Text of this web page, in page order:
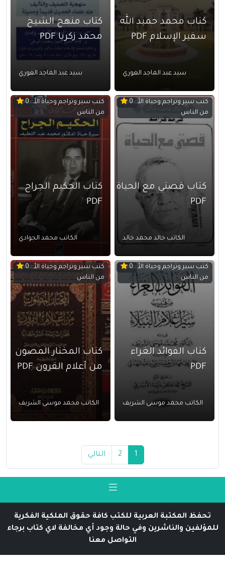
كتاب محمد حميد الله
سفير الإسلام PDF
سيد عبد الماجد الغوري
كتاب منهج الشيخ
محمد زكريا PDF
سيد عبد الماجد الغوري
كتب سير وتراجم وحياة الأعلام
من الناس
0
كتاب قصتي مع الحياة
PDF
الكاتب خالد محمد خالد
كتب سير وتراجم وحياة الأعلام
من الناس
0
كتاب الحكيم الجراح
PDF
الكاتب محمد الجوادي
كتب سير وتراجم وحياة الأعلام
من الناس
0
كتاب الفوائد الغراء
PDF
الكاتب محمد موسى الشريف
كتب سير وتراجم وحياة الأعلام
من الناس
0
كتاب المختار المصون
من أعلام القرون PDF
الكاتب محمد موسى الشريف
1
2 التالي
تحفظ المكتبة العربية للكتب كافة حقوق الملكية الفكرية
للمؤلفين والناشرين وفي حالة وجود أي مخالفة لاي كتاب برجاء
التواصل معنا